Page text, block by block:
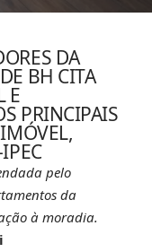
DA
BH CITA
E
PRINCIPAIS
pelo
da
à moradia.